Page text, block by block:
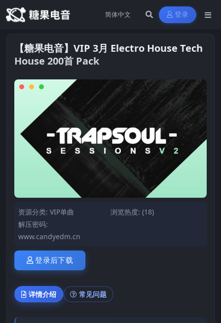
登录
【糖果电音】VIP 3月 Electro House Tech
House 200首 Pack
资源分类: VIP单曲
浏览热度: (18)
解压密码:
www.candyedm.cn
登录后下载
详情介绍 常见问题